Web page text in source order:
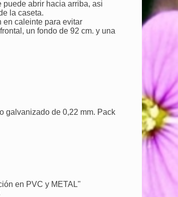
puede abrir hacia arriba, asi
la caseta.
en caleinte para evitar
un fondo de 92 cm. y una
galvanizado de 0,22 mm. Pack
en PVC y METAL"